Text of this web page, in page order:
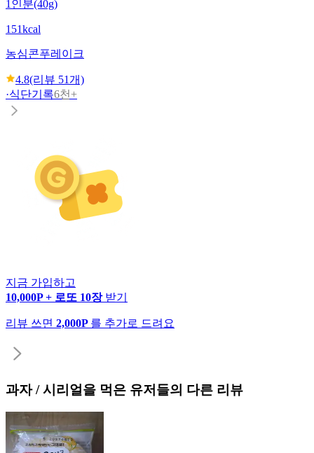
1인분(40g)
151kcal
농심콘푸레이크
4.8(리뷰 51개)
·식단기록6천+
지금 가입하고
10,000P + 로또 10장 받기
리뷰 쓰면 2,000P 를 추가로 드려요
과자 / 시리얼을 먹은 유저들의 다른 리뷰